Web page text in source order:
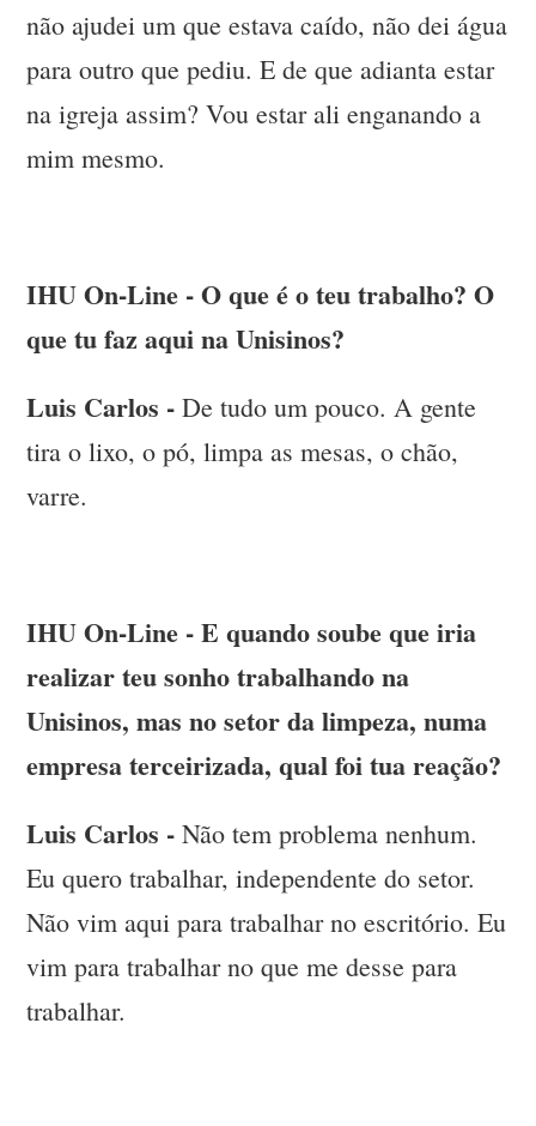
não ajudei um que estava caído, não dei água
para outro que pediu. E de que adianta estar
na igreja assim? Vou estar ali enganando a
mim mesmo.
IHU On-Line - O que é o teu trabalho? O
que tu faz aqui na Unisinos?
Luis Carlos - De tudo um pouco. A gente
tira o lixo, o pó, limpa as mesas, o chão,
varre.
IHU On-Line - E quando soube que iria
realizar teu sonho trabalhando na
Unisinos, mas no setor da limpeza, numa
empresa terceirizada, qual foi tua reação?
Luis Carlos - Não tem problema nenhum.
Eu quero trabalhar, independente do setor.
Não vim aqui para trabalhar no escritório. Eu
vim para trabalhar no que me desse para
trabalhar.